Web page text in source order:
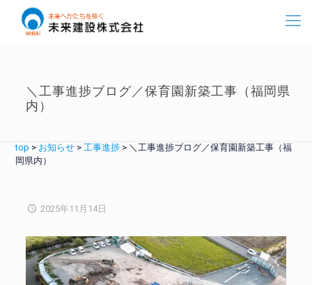
＼工事進捗ブログ／保育園新築工事（福岡県
内）
top > お知らせ >工事進捗 > ＼工事進捗ブログ／保育園新築工事（福
岡県内）
2025年11月14日